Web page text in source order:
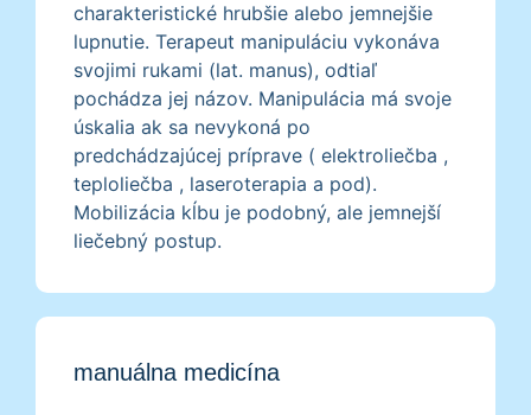
charakteristické hrubšie alebo jemnejšie
lupnutie. Terapeut manipuláciu vykonáva
svojimi rukami (lat. manus), odtiaľ
pochádza jej názov. Manipulácia má svoje
úskalia ak sa nevykoná po
predchádzajúcej príprave ( elektroliečba ,
teploliečba , laseroterapia a pod).
Mobilizácia kĺbu je podobný, ale jemnejší
liečebný postup.
manuálna medicína